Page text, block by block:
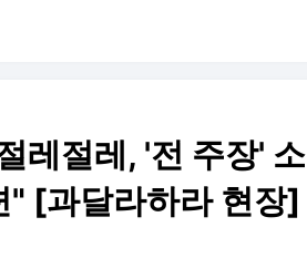
레절레, '전 주장' 소
" [과달라하라 현장]